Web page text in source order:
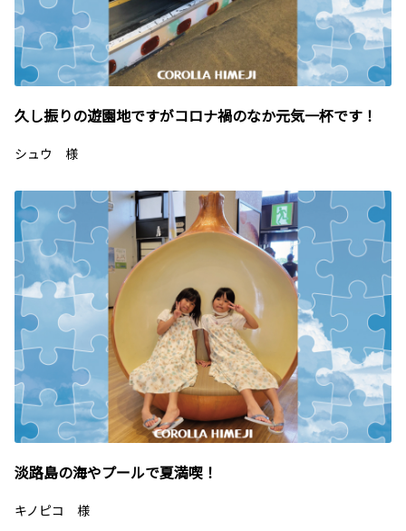
久し振りの遊園地ですがコロナ禍のなか元気一杯です！
シュウ 様
淡路島の海やプールで夏満喫！
キノピコ 様